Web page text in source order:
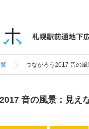
つながろう2017 音の
音の風景：見え